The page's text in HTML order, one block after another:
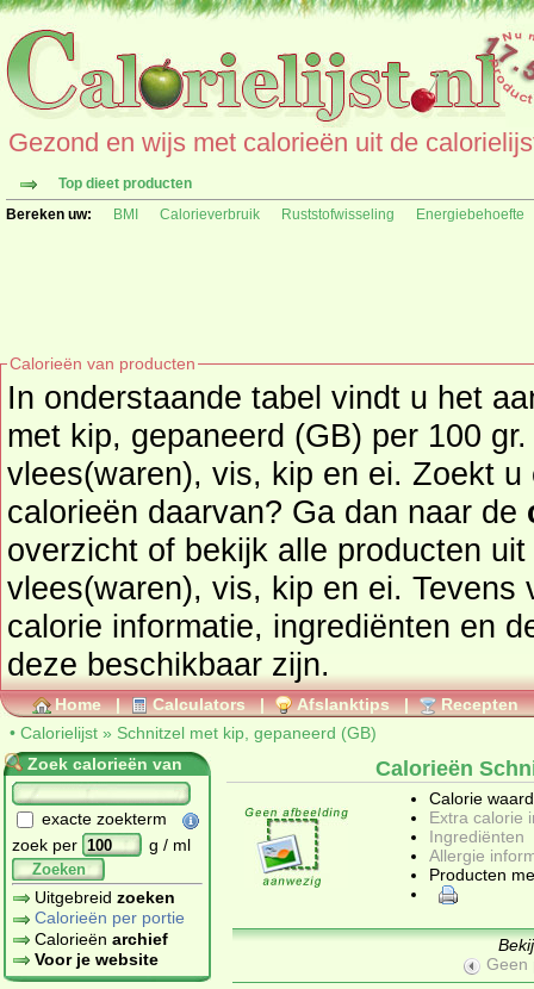
Gezond en wijs met calorieën uit de
Top dieet producten
Bereken uw:
BMI Calorieverbruik Ruststofwisseling Energiebehoefte
Calorieën van producten
In onderstaande tabel vindt u het
met kip, gepaneerd (GB) per 100 gr. uit de
vlees(waren), vis, kip en ei. Zoekt
calorieën daarvan? Ga dan naar de
overzicht of bekijk alle producten
vlees(waren), vis, kip en ei. Tevens vindt u ook de uitgebreide
calorie informatie, ingrediënten en de
deze beschikbaar zijn.
Home | Calculators | Afslanktips | Recepten
• Calorielijst » Schnitzel met kip, gepaneerd (GB)
Zoek calorieën van
exacte zoekterm
zoek per
g / ml
Zoeken
Uitgebreid zoeken
Calorieën per portie
Calorieën archief
Voor je website
Calorieën
Calorie
Extra calorie
Ingrediënten
Allergie
Producten
Geen